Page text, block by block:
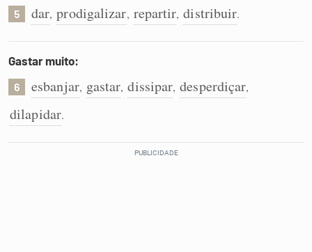
5 dar, prodigalizar, repartir, distribuir.
Gastar muito:
6 esbanjar, gastar, dissipar, desperdiçar,
dilapidar.